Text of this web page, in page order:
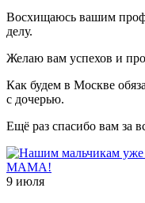
Восхищаюсь вашим
делу.
Желаю вам успехов и
Как будем в Москве
с дочерью.
Ещё раз спасибо вам за
9 июля